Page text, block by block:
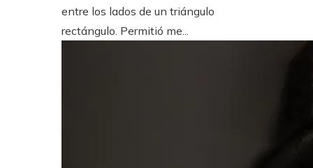
entre los lados de un triángulo
rectángulo. Permitió me...